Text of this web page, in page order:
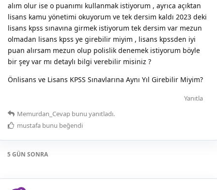
alım olur ise o puanımı kullanmak istiyorum , ayrıca açıktan
lisans kamu yönetimi okuyorum ve tek dersim kaldı 2023 deki
lisans kpss sınavına girmek istiyorum tek dersim var mezun
olmadan lisans kpss ye girebilir miyim , lisans kpssden iyi
puan alırsam mezun olup polislik denemek istiyorum böyle
bir şey var mı detaylı bilgi verebilir misiniz ?
Önlisans ve Lisans KPSS Sınavlarına Aynı Yıl Girebilir Miyim?
Yanıtla
Memurdan_Cevap bunu yanıtladı.
mustafa bunu beğendi
5 GÜN SONRA